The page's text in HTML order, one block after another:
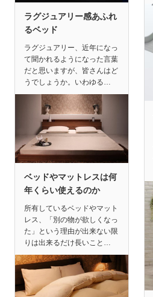
ラグジュアリー感あふれ
るベッド
ラグジュアリー、近年になっ
て聞かれるようになった言葉
だと思いますが、皆さんはど
うでしょうか。いわゆる…
ベッドやマットレスは何
年くらい使えるのか
所有しているベッドやマット
レス、「別の物が欲しくなっ
た」という理由が出来ない限
りは出来るだけ長いこと…